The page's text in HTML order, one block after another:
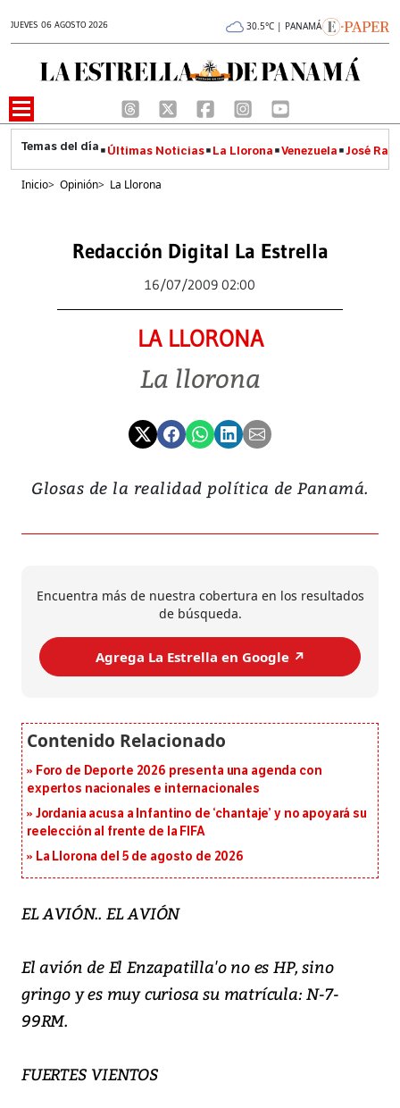
JUEVES 06 AGOSTO 2026 30.5°C | PANAMÁ
Últimas Noticias La Llorona Venezuela José
Inicio> Opinión> La Llorona
Redacción Digital La Estrella
16/07/2009 02:00
LA LLORONA
La llorona
Glosas de la realidad política de Panamá.
Encuentra más de nuestra cobertura en los resultados
de búsqueda.
Agrega La Estrella en Google ↗️
Foro de Deporte 2026 presenta una agenda con
expertos nacionales e internacionales
Jordania acusa a Infantino de ‘chantaje’ y no apoyará su
reelección al frente de la FIFA
La Llorona del 5 de agosto de 2026
EL AVIÓN.. EL AVIÓN
El avión de El Enzapatilla'o no es HP, sino
gringo y es muy curiosa su matrícula: N-7-
99RM.
FUERTES VIENTOS